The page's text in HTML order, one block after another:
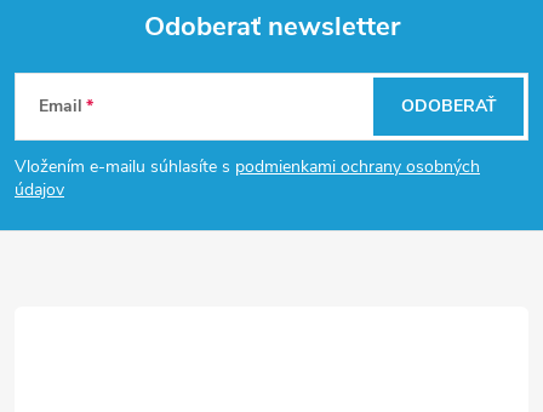
Z
á
p
Odoberať newsletter
Email
Vložením e-mailu súhlasíte s podmienkami ochrany osobných
údajov
ODOBERAŤ